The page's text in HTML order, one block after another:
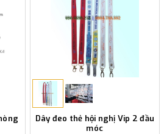
Dây đeo thẻ hội nghị Vip 2 đầu
móc